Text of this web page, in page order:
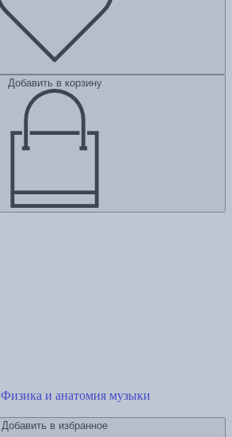
Добавить в корзину
Физика и анатомия музыки
Добавить в избранное